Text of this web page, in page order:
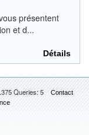
présentent
et d...
Détails
Queries: 5
Contact